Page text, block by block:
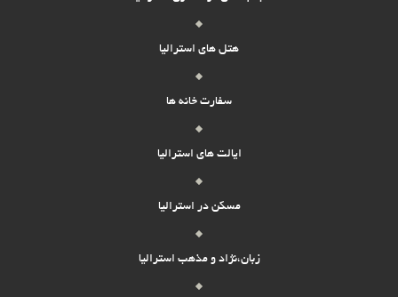
هتل های استرالیا
سفارت خانه ها
ایالت های استرالیا
مسکن در استرالیا
زبان،نژاد و مذهب استرالیا